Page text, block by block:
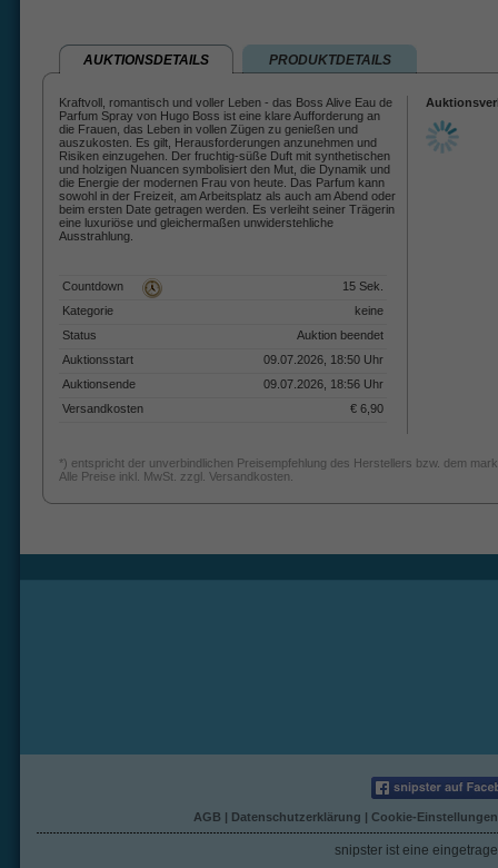
AUKTIONSDETAILS PRODUKTDETAILS
Kraftvoll, romantisch und voller Leben - das Boss Alive Eau de
Parfum Spray von Hugo Boss ist eine klare Aufforderung an
die Frauen, das Leben in vollen Zügen zu genießen und
auszukosten. Es gilt, Herausforderungen anzunehmen und
Risiken einzugehen. Der fruchtig-süße Duft mit synthetischen
und holzigen Nuancen symbolisiert den Mut, die Dynamik und
die Energie der modernen Frau von heute. Das Parfum kann
sowohl in der Freizeit, am Arbeitsplatz als auch am Abend oder
beim ersten Date getragen werden. Es verleiht seiner Trägerin
eine luxuriöse und gleichermaßen unwiderstehliche
Ausstrahlung.
Countdown
15 Sek.
Kategorie
keine
Status
Auktion beendet
Auktionsstart
09.07.2026, 18:50 Uhr
Auktionsende
09.07.2026, 18:56 Uhr
Versandkosten
€ 6,90
*) entspricht der unverbindlichen Preisempfehlung des Herstellers bzw. dem
Alle Preise inkl. MwSt. zzgl. Versandkosten.
AGB | Datenschutzerklärung | Cookie-Einstellungen
snipster ist eine